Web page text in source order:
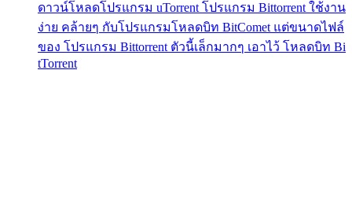
ดาวน์โหลดโปรแกรม uTorrent โปรแกรม Bittorrent ใช้งาน
ง่าย คล้ายๆ กับโปรแกรมโหลดบิท BitComet แต่ขนาดไฟล์
ของ โปรแกรม Bittorrent ตัวนี้เล็กมากๆ เอาไว้ โหลดบิท Bi
tTorrent